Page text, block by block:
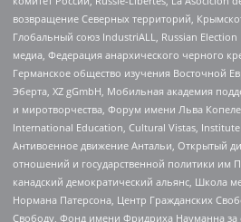
возвращение Северных территорий,
Глобальный союз IndustriALL, Russian
медиа, Федерация анархического черного
Германское общество изучения Восточной
Эберта, XZ gGmbH, Мобильная академия
и миротворчества, Форум имени Льва
International Education, Cultural Vistas,
Антивоенное движение Антальи, Открытый
отношений и государственной политики им
канадский демократический альянс, Школа
Нормана Патерсона, Центр Гражданских
Свободу, Фонд имени Фридриха Науманна за